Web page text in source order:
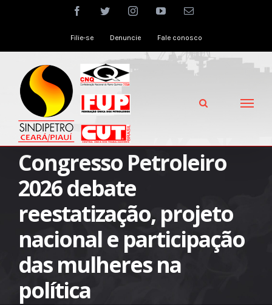
facebooktwitter instagramyoutubeEmail
Filie-se Denuncie Fale conosco
Congresso Petroleiro
2026 debate
reestatização, projeto
nacional e participação
das mulheres na
política